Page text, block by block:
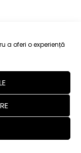
a oferi o experiență